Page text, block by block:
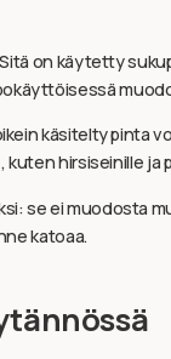
on käytetty
käsitelty pinta
hirsiseinille ja
se ei muodosta
katoaa.